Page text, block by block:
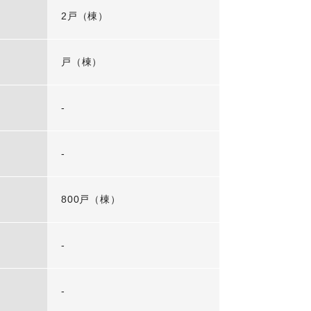
2戸（棟）
戸（棟）
-
-
800戸（棟）
-
-